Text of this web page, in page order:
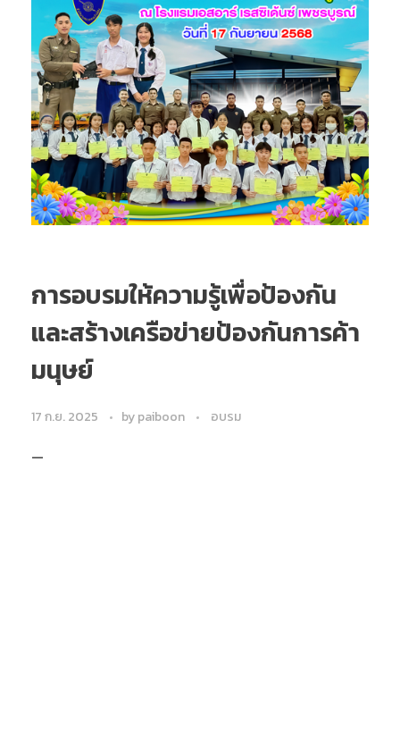
การอบรมให้ความรู้เพื่อป้องกัน
และสร้างเครือข่ายป้องกันการค้า
มนุษย์
17 ก.ย. 2025 bypaiboon อบรม
—